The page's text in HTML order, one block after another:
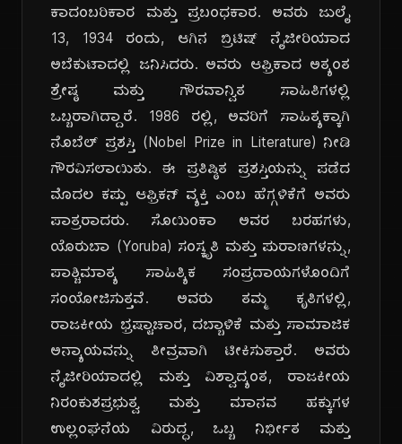
ಕಾದಂಬರಿಕಾರ ಮತ್ತು ಪ್ರಬಂಧಕಾರ. ಅವರು ಜುಲೈ
13, 1934 ರಂದು, ಆಗಿನ ಬ್ರಿಟಿಷ್ ನೈಜೀರಿಯಾದ
ಅಬೆಕುಟಾದಲ್ಲಿ ಜನಿಸಿದರು. ಅವರು ಆಫ್ರಿಕಾದ ಅತ್ಯಂತ
ಶ್ರೇಷ್ಠ ಮತ್ತು ಗೌರವಾನ್ವಿತ ಸಾಹಿತಿಗಳಲ್ಲಿ
ಒಬ್ಬರಾಗಿದ್ದಾರೆ. 1986 ರಲ್ಲಿ, ಅವರಿಗೆ ಸಾಹಿತ್ಯಕ್ಕಾಗಿ
ನೊಬೆಲ್ ಪ್ರಶಸ್ತಿ (Nobel Prize in Literature) ನೀಡಿ
ಗೌರವಿಸಲಾಯಿತು. ಈ ಪ್ರತಿಷ್ಠಿತ ಪ್ರಶಸ್ತಿಯನ್ನು ಪಡೆದ
ಮೊದಲ ಕಪ್ಪು ಆಫ್ರಿಕನ್ ವ್ಯಕ್ತಿ ಎಂಬ ಹೆಗ್ಗಳಿಕೆಗೆ ಅವರು
ಪಾತ್ರರಾದರು. ಸೊಯಿಂಕಾ ಅವರ ಬರಹಗಳು,
ಯೊರುಬಾ (Yoruba) ಸಂಸ್ಕೃತಿ ಮತ್ತು ಪುರಾಣಗಳನ್ನು,
ಪಾಶ್ಚಿಮಾತ್ಯ ಸಾಹಿತ್ಯಿಕ ಸಂಪ್ರದಾಯಗಳೊಂದಿಗೆ
ಸಂಯೋಜಿಸುತ್ತವೆ. ಅವರು ತಮ್ಮ ಕೃತಿಗಳಲ್ಲಿ,
ರಾಜಕೀಯ ಭ್ರಷ್ಟಾಚಾರ, ದಬ್ಬಾಳಿಕೆ ಮತ್ತು ಸಾಮಾಜಿಕ
ಅನ್ಯಾಯವನ್ನು ತೀವ್ರವಾಗಿ ಟೀಕಿಸುತ್ತಾರೆ. ಅವರು
ನೈಜೀರಿಯಾದಲ್ಲಿ ಮತ್ತು ವಿಶ್ವಾದ್ಯಂತ, ರಾಜಕೀಯ
ನಿರಂಕುಶಪ್ರಭುತ್ವ ಮತ್ತು ಮಾನವ ಹಕ್ಕುಗಳ
ಉಲ್ಲಂಘನೆಯ ವಿರುದ್ಧ, ಒಬ್ಬ ನಿರ್ಭೀತ ಮತ್ತು